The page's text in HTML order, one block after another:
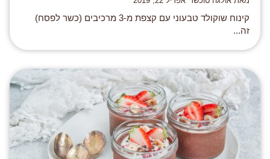
קינוח שוקולד טבעוני עם קצפת מ-3 מרכיבים (כשר לפסח)
זה...